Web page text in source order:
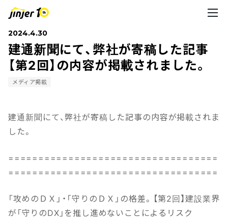
2024.4.30
建通新聞にて、弊社が寄稿した記事
【第2回】の内容が掲載されました。
メディア掲載
建通新聞にて、弊社が寄稿した記事の内容が掲載されま
した。
===================================
===================================
「攻めのＤＸ」・「守りのＤＸ」の格差。【第2回】建設業界
が「守りのDX」を推し進めないことによるリスク